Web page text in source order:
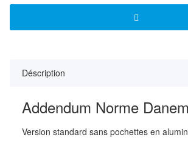
Déscription
Addendum Norme
Version standard sans pochettes en